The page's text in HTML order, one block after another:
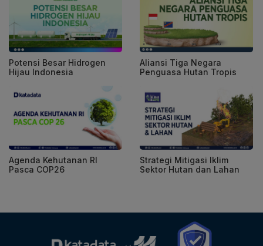
Potensi Besar Hidrogen
Hijau Indonesia
Aliansi Tiga Negara
Penguasa Hutan Tropis
Agenda Kehutanan RI
Pasca COP26
Strategi Mitigasi Iklim
Sektor Hutan dan Lahan